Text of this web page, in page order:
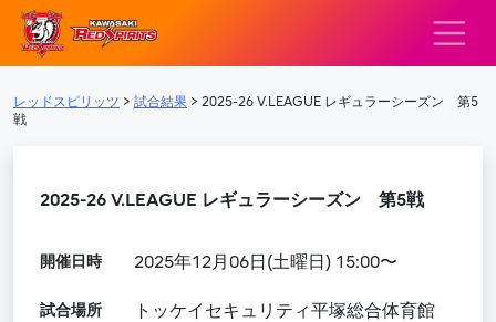
メインナビゲーション
レッドスピリ
レッドスピリッツ > 試合結果 > 2025-26 V.LEAGUE レギュラーシーズン 第5
戦
2025-26 V.LEAGUE レギュラーシーズン 第5戦
開催日時 2025年12月06日(土曜日) 15:00〜
試合場所 トッケイセキュリティ平塚総合体育館